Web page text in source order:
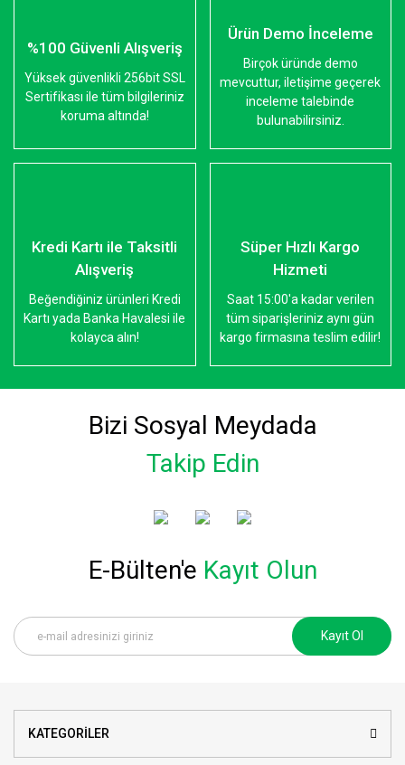
%100 Güvenli Alışveriş
Yüksek güvenlikli 256bit SSL
Sertifikası ile tüm bilgileriniz
koruma altında!
Ürün Demo İnceleme
Birçok üründe demo
mevcuttur, iletişime geçerek
inceleme talebinde
bulunabilirsiniz.
Kredi Kartı ile Taksitli
Alışveriş
Beğendiğiniz ürünleri Kredi
Kartı yada Banka Havalesi ile
kolayca alın!
Süper Hızlı Kargo
Hizmeti
Saat 15:00'a kadar verilen
tüm siparişleriniz aynı gün
kargo firmasına teslim edilir!
Bizi Sosyal Meydada
Takip Edin
E-Bülten'e Kayıt Olun
Kayıt Ol
KATEGORİLER